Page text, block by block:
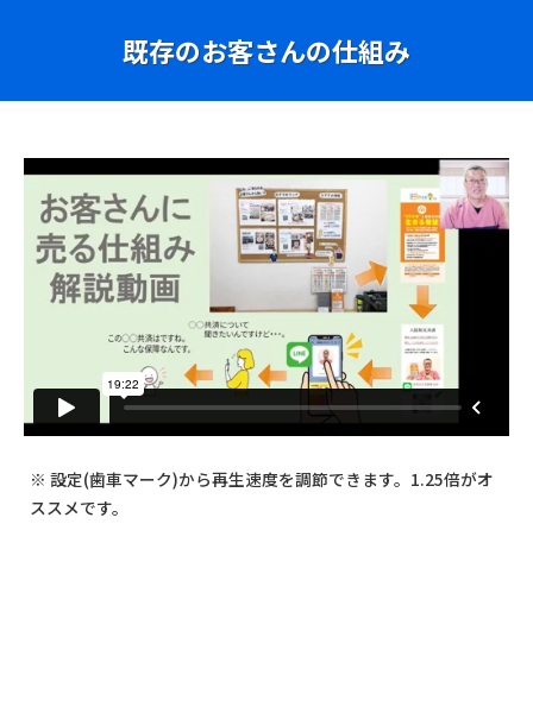
既存のお客さんの仕組み
※ 設定(歯車マーク)から再生速度を調節できます。1.25倍がオ
ススメです。